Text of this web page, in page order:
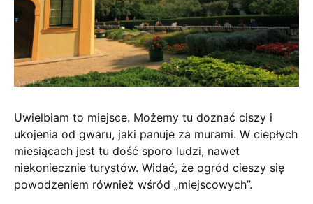
Uwielbiam to miejsce. Możemy tu doznać ciszy i
ukojenia od gwaru, jaki panuje za murami. W ciepłych
miesiącach jest tu dość sporo ludzi, nawet
niekoniecznie turystów. Widać, że ogród cieszy się
powodzeniem również wśród „miejscowych”.